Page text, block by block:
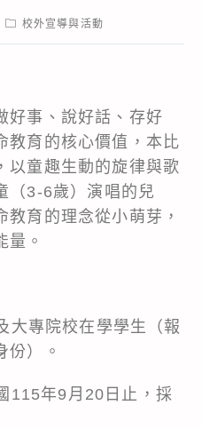
Post校外宣導與活動
好事、說好話、存好
教育的核心價值，本比
以童趣生動的旋律與歌
（3-6歲）演唱的兒
育的理念從小萌芽，
量。
大專院校在學學生（報
份）。
115年9月20日止，採